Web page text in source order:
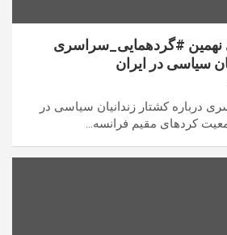
نهمین #گردهمایی_سراسری
سیاسی در ایران
درباره کشتار زندانیان سیاسی در
کردهای مقیم فرانسە…